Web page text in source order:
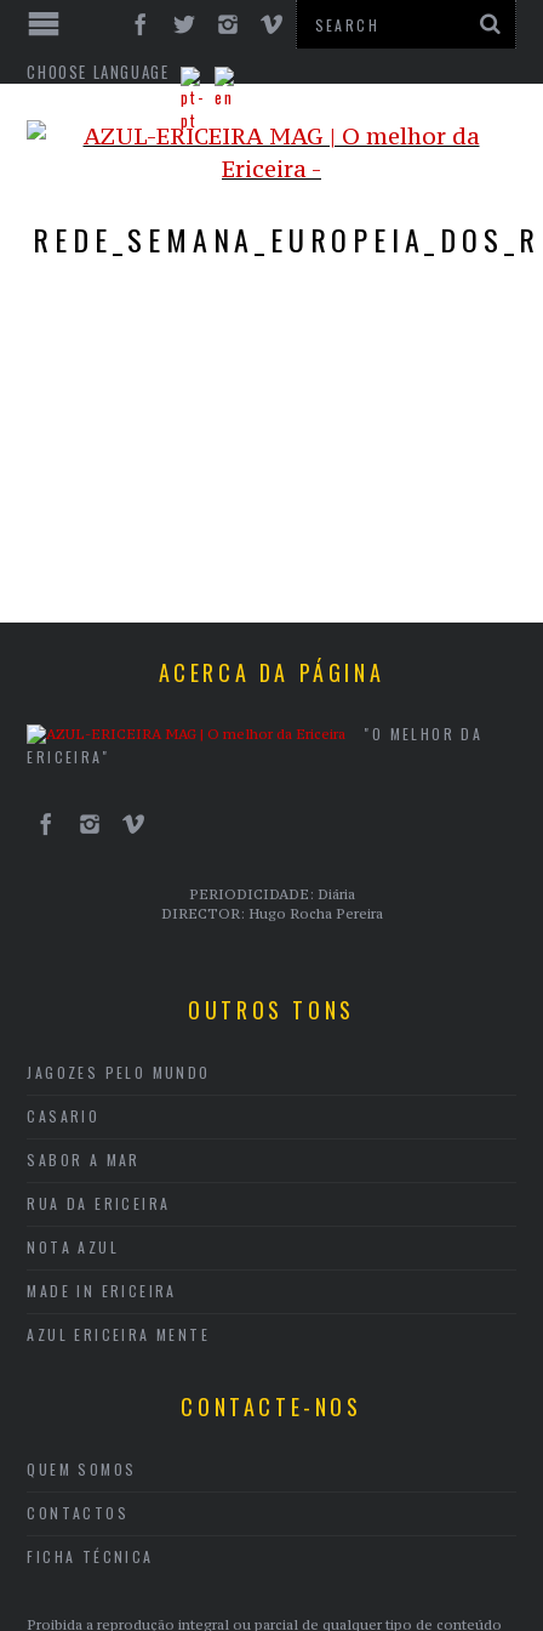
CHOOSE LANGUAGE
ACERCA DA PÁGINA
"O MELHOR DA
ERICEIRA"
PERIODICIDADE: Diária
DIRECTOR: Hugo Rocha Pereira
OUTROS TONS
JAGOZES PELO MUNDO
CASARIO
SABOR A MAR
RUA DA ERICEIRA
NOTA AZUL
MADE IN ERICEIRA
AZUL ERICEIRA MENTE
CONTACTE-NOS
QUEM SOMOS
CONTACTOS
FICHA TÉCNICA
Proibida a reprodução integral ou parcial de qualquer tipo de conteúdo